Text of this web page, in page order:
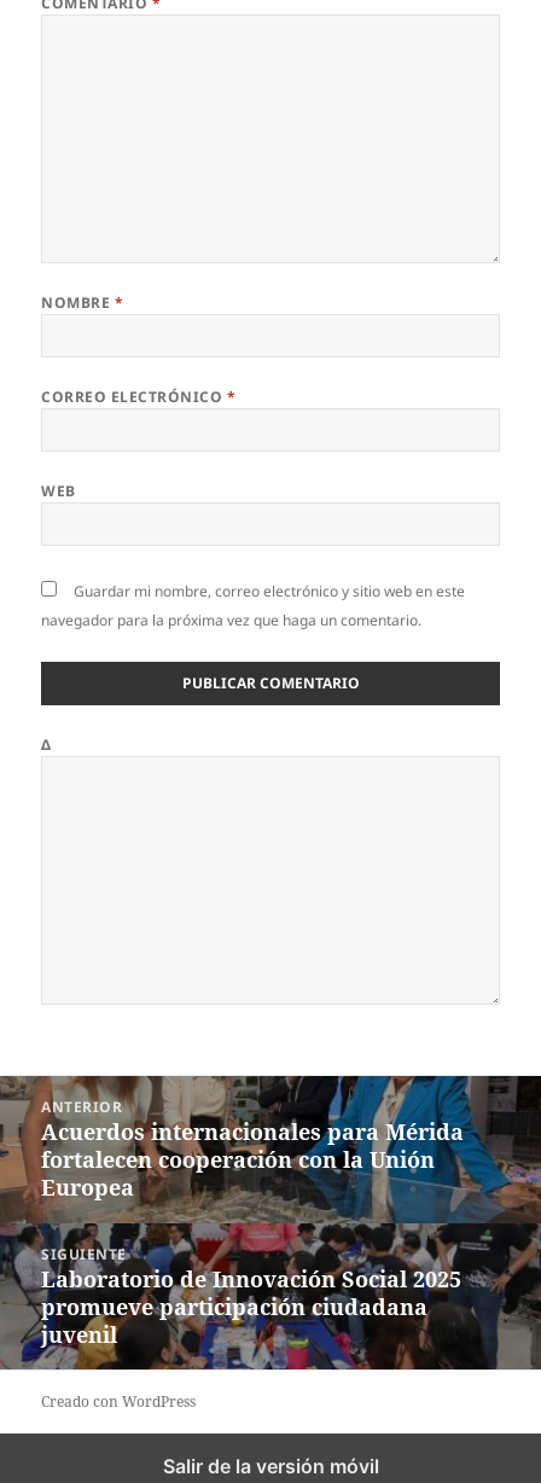
NOMBRE *
CORREO ELECTRÓNICO *
WEB
Guardar mi nombre, correo electrónico y sitio web en este
navegador para la próxima vez que haga un comentario.
Δ
Navegación
de
entradas
ANTERIOR
Entrada
anterior:
Acuerdos internacionales para Mérida
fortalecen cooperación con la Unión
Europea
SIGUIENTE
Siguiente
entrada:
Laboratorio de Innovación Social 2025
promueve participación ciudadana
juvenil
Creado con WordPress
Salir de la versión móvil